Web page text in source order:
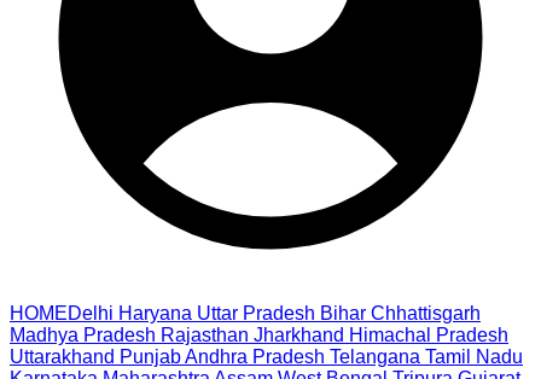
HOMEDelhi Haryana Uttar Pradesh Bihar Chhattisgarh
Madhya Pradesh Rajasthan Jharkhand Himachal Pradesh
Uttarakhand PunjabAndhra Pradesh Telangana Tamil Nadu